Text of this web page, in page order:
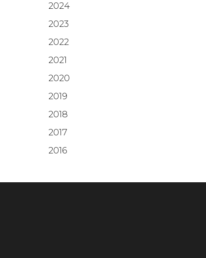
2024
2023
2022
2021
2020
2019
2018
2017
2016